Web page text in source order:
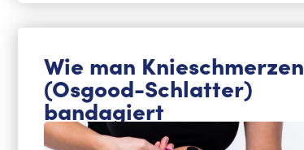
Wie man Knieschmerzen
(Osgood-Schlatter)
bandagiert